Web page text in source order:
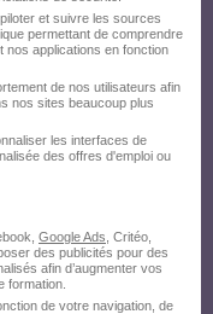
et suivre les sources
permettant de comprendre
nos applications en fonction
de nos utilisateurs afin
nos sites beaucoup plus
les interfaces de
des offres d'emploi ou
Google Ads , Critéo,
des publicités pour des
afin d’augmenter vos
formation.
de votre navigation, de